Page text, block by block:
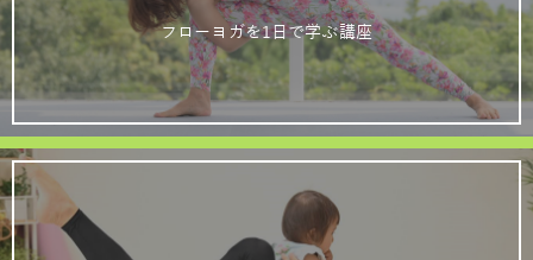
フローヨガを1日で学ぶ講座